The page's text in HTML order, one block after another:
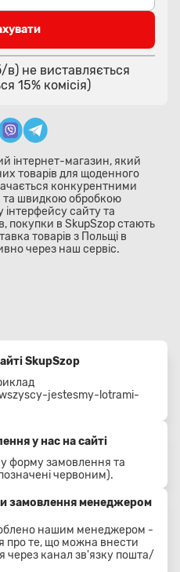
не виставляється
15% комісія)
інтернет-магазин, який
товарів для щоденного
конкурентними
та швидкою обробкою
сайту та
покупки в SkupSzop стають
товарів з Польщі в
через наш сервіс.
SkupSzop
jestesmy-lotrami-
у нас на сайті
у форму замовлення та
червоним).
замовлення менеджером
нашим менеджером -
про те, що можна внести
через канал зв'язку пошта/